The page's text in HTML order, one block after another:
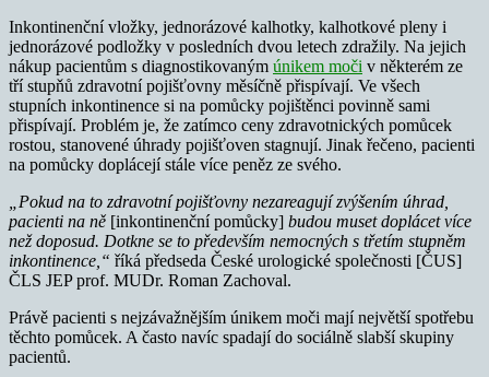
Inkontinenční vložky, jednorázové kalhotky, kalhotkové pleny i
jednorázové podložky v posledních dvou letech zdražily. Na jejich
nákup pacientům s diagnostikovaným únikem moči v některém ze
tří stupňů zdravotní pojišťovny měsíčně přispívají. Ve všech
stupních inkontinence si na pomůcky pojištěnci povinně sami
přispívají. Problém je, že zatímco ceny zdravotnických pomůcek
rostou, stanovené úhrady pojišťoven stagnují. Jinak řečeno, pacienti
na pomůcky doplácejí stále více peněz ze svého.
„Pokud na to zdravotní pojišťovny nezareagují zvýšením úhrad,
pacienti na ně [inkontinenční pomůcky] budou muset doplácet více
než doposud. Dotkne se to především nemocných s třetím stupněm
inkontinence,“ říká předseda České urologické společnosti [ČUS]
ČLS JEP prof. MUDr. Roman Zachoval.
Právě pacienti s nejzávažnějším únikem moči mají největší spotřebu
těchto pomůcek. A často navíc spadají do sociálně slabší skupiny
pacientů.